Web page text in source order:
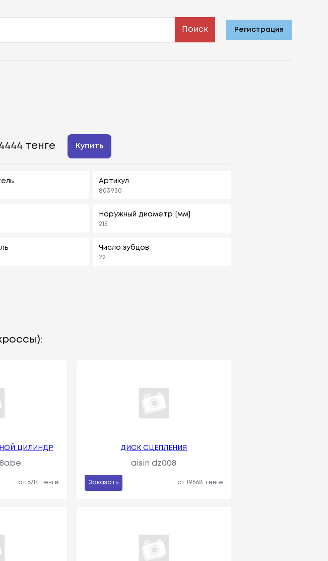
Поиск Регистрация
тенге Купить
Артикул
803930
Наружный диаметр [мм]
215
Число зубцов
22
ЦИЛИНДР
от 6714 тенге
ДИСК СЦЕПЛЕНИЯ
aisin dz008
Заказать от 19568 тенге